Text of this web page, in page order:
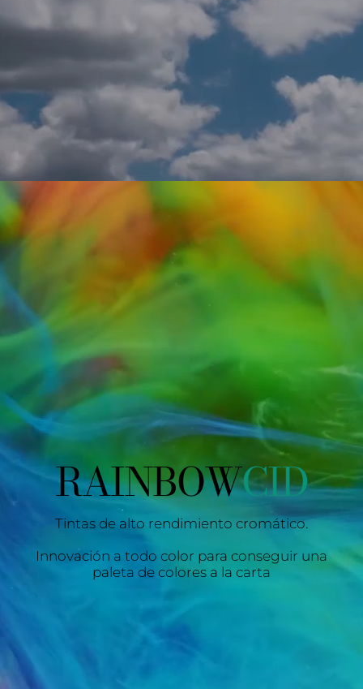
RAINBOWCID
Tintas de alto rendimiento cromático.
Innovación a todo color para conseguir una
paleta de colores a la carta